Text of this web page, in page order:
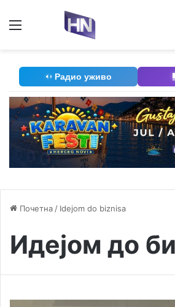
Радио уживо
Почетна / Idejom do biznisa
Идејом до